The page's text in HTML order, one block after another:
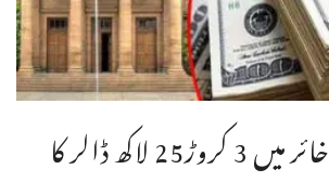
ملکی زر مبادلہ ذخائر میں 3 کروڑ25 لاکھ ڈالر کا